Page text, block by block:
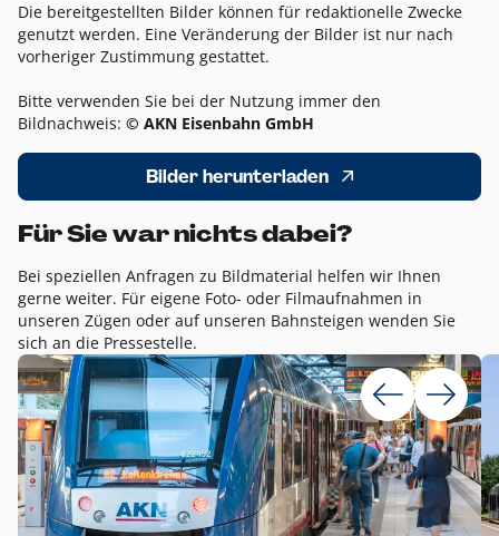
Die bereitgestellten Bilder können für redaktionelle Zwecke
genutzt werden. Eine Veränderung der Bilder ist nur nach
vorheriger Zustimmung gestattet.
Bitte verwenden Sie bei der Nutzung immer den
Bildnachweis: © AKN Eisenbahn GmbH
Bilder herunterladen
Für Sie war nichts dabei?
Bei speziellen Anfragen zu Bildmaterial helfen wir Ihnen
gerne weiter. Für eigene Foto- oder Filmaufnahmen in
unseren Zügen oder auf unseren Bahnsteigen wenden Sie
sich an die Pressestelle.